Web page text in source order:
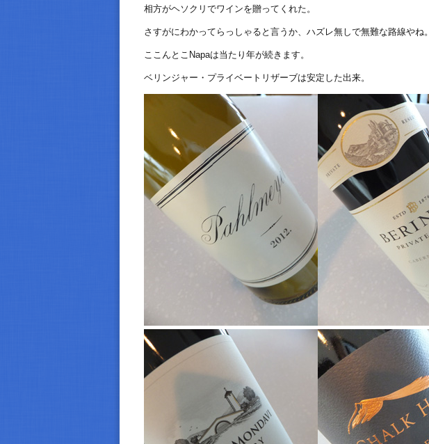
相方がヘソクリでワインを贈ってくれた。
さすがにわかってらっしゃると言うか、ハズレ無しで無難な路線やね。
ここんとこNapaは当たり年が続きます。
ベリンジャー・プライベートリザーブは安定した出来。